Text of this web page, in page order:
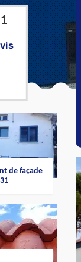
de façade
31